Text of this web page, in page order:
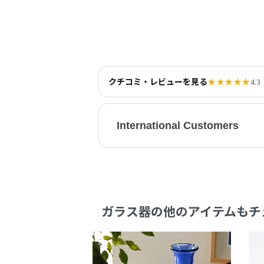
クチコミ・レビューを見る★★★★★4.3
International Customers
ガラス器の他のアイテムも